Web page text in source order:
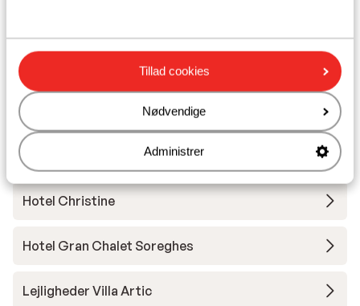
Tillad cookies
Nødvendige
Administrer
Hotel Ciampedie Luxury Alpine Spa
Hotel Christine
Hotel Gran Chalet Soreghes
Lejligheder Villa Artic